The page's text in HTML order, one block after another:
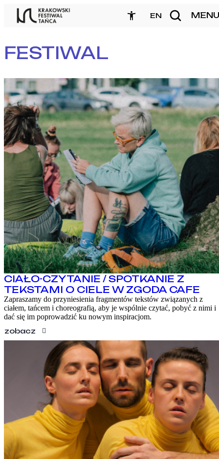
Przejdź
treści
zamknij
PROGRAM
WARSZTATY
O FESTIWALU
KONTAKT
EN MENU
FESTIWAL
CIAŁO-CZYTANIE / SPOTKANIE Z
TEKSTAMI O CIELE W ZGODA CAFE
Zapraszamy do przyniesienia fragmentów tekstów związanych z
ciałem, tańcem i choreografią, aby je wspólnie czytać, pobyć z nimi i
dać się im poprowadzić ku nowym inspiracjom.
zobacz